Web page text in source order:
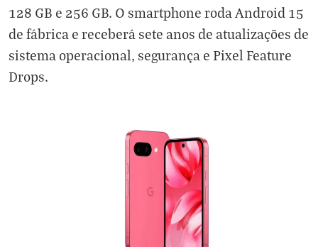
128 GB e 256 GB. O smartphone roda Android 15
de fábrica e receberá sete anos de atualizações de
sistema operacional, segurança e Pixel Feature
Drops.